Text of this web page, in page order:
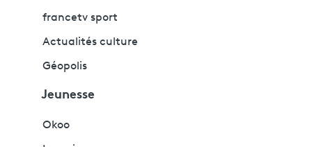
francetv sport
Actualités culture
Géopolis
Jeunesse
Okoo